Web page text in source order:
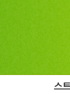
스